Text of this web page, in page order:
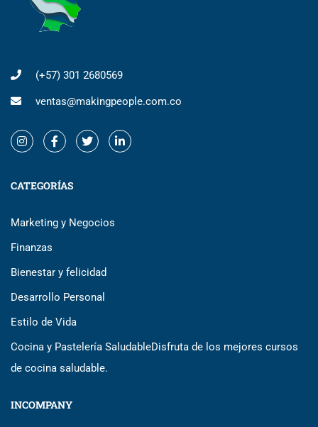
(+57) 301 2680569
ventas@makingpeople.com.co
CATEGORÍAS
Marketing y Negocios
Finanzas
Bienestar y felicidad
Desarrollo Personal
Estilo de Vida
Cocina y Pastelería SaludableDisfruta de los mejores cursos
de cocina saludable.
INCOMPANY